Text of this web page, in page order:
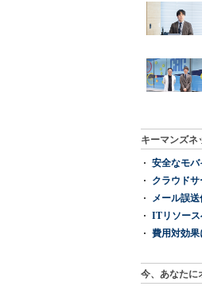
キーマンズネ
安全なモバ
クラウド
メール誤
ITリソース
費用対効
今、あなたに